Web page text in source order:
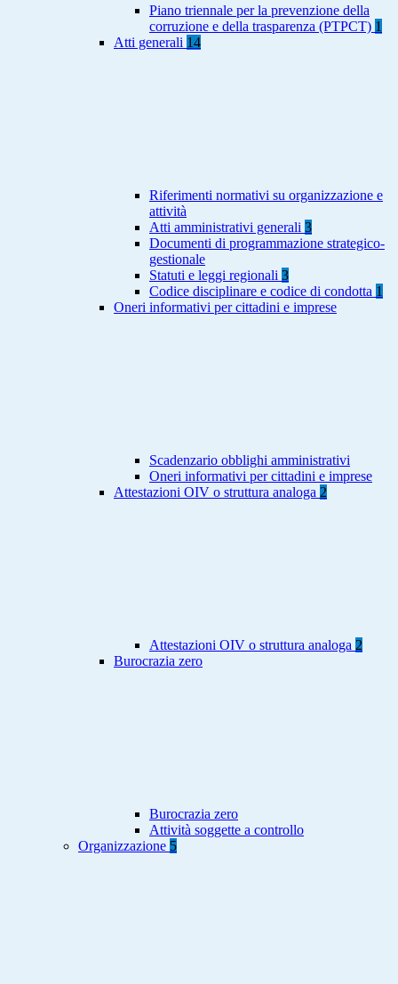
Piano triennale per la prevenzione della
corruzione e della trasparenza (PTPCT) 1
Atti generali 14
Riferimenti normativi su organizzazione e
attività
Atti amministrativi generali 3
Documenti di programmazione strategico-
gestionale
Statuti e leggi regionali 3
Codice disciplinare e codice di condotta 1
Oneri informativi per cittadini e imprese
Scadenzario obblighi amministrativi
Oneri informativi per cittadini e imprese
Attestazioni OIV o struttura analoga 2
Attestazioni OIV o struttura analoga 2
Burocrazia zero
Burocrazia zero
Attività soggette a controllo
Organizzazione 5